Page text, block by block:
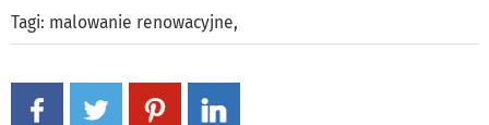
Tagi: malowanie renowacyjne,